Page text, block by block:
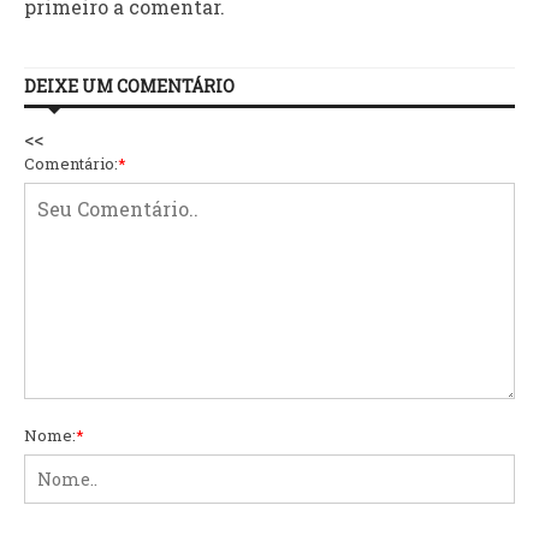
primeiro a comentar.
DEIXE UM COMENTÁRIO
<<
Comentário:*
Nome:*